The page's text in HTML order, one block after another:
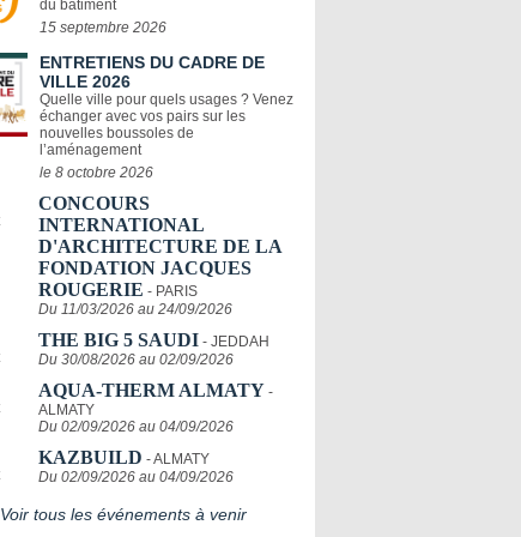
du bâtiment
15 septembre 2026
ENTRETIENS DU CADRE DE
VILLE 2026
Quelle ville pour quels usages ? Venez
échanger avec vos pairs sur les
nouvelles boussoles de
l’aménagement
le 8 octobre 2026
CONCOURS
INTERNATIONAL
D'ARCHITECTURE DE LA
FONDATION JACQUES
ROUGERIE - PARIS
Du 11/03/2026 au 24/09/2026
THE BIG 5 SAUDI - JEDDAH
Du 30/08/2026 au 02/09/2026
AQUA-THERM ALMATY -
ALMATY
Du 02/09/2026 au 04/09/2026
KAZBUILD - ALMATY
Du 02/09/2026 au 04/09/2026
Voir tous les événements à venir